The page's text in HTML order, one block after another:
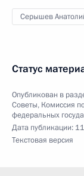
Серышев
Статус
Опубликован в
Советы, Комиссия
федеральных
Дата публикации:
Текстовая версия